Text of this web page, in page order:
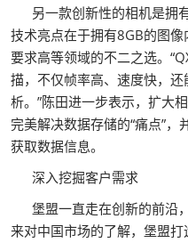
另一款创新性的相机是拥
技术亮点在于拥有8GB的图
要求高等领域的不二之选。
描，不仅帧率高、速度快，
析。”陈田进一步表示，扩大
完美解决数据存储的“痛点”
获取数据信息。
深入挖掘客户需求
堡盟一直走在创新的前沿
来对中国市场的了解，堡盟打